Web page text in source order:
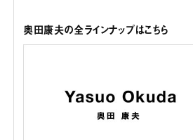
奥田康夫の全ラインナップはこちら